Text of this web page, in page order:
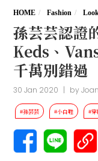
HOME Fashion
孫芸芸認證
Keds、
千萬別錯過
30 Jan 2020 | byJoan
#孫芸芸 #小白鞋 #